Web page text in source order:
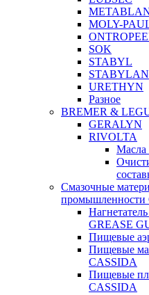
MOLY-
SOK
STABYL
STABYLAN
URETHYN
Разное
BREMER &
GERALYN
RIVOLTA
Масла
Смазочные
промышленности
GREASE
Пищевые
Пищевые
CASSIDA
Пищевые
CASSIDA